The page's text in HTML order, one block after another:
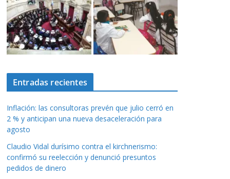
Entradas recientes
Inflación: las consultoras prevén que julio cerró en
2 % y anticipan una nueva desaceleración para
agosto
Claudio Vidal durísimo contra el kirchnerismo:
confirmó su reelección y denunció presuntos
pedidos de dinero